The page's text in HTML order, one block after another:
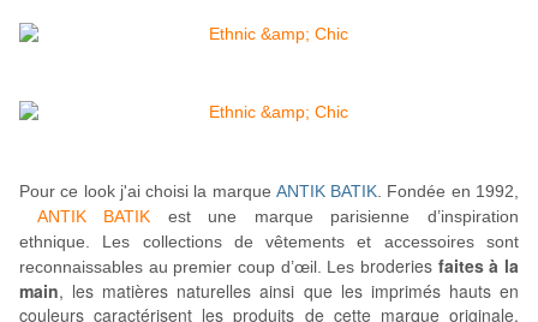
Pour ce look j'ai choisi la marque ANTIK BATIK Fondée en 1992,
ANTIK BATIK est une marque parisienne d’inspiration
ethnique. Les collections de vêtements et accessoires sont
reconnaissables au premier coup d’œil. Les broderies faites à la
main, les matières naturelles ainsi que les imprimés hauts en
couleurs caractérisent les produits de cette marque originale.